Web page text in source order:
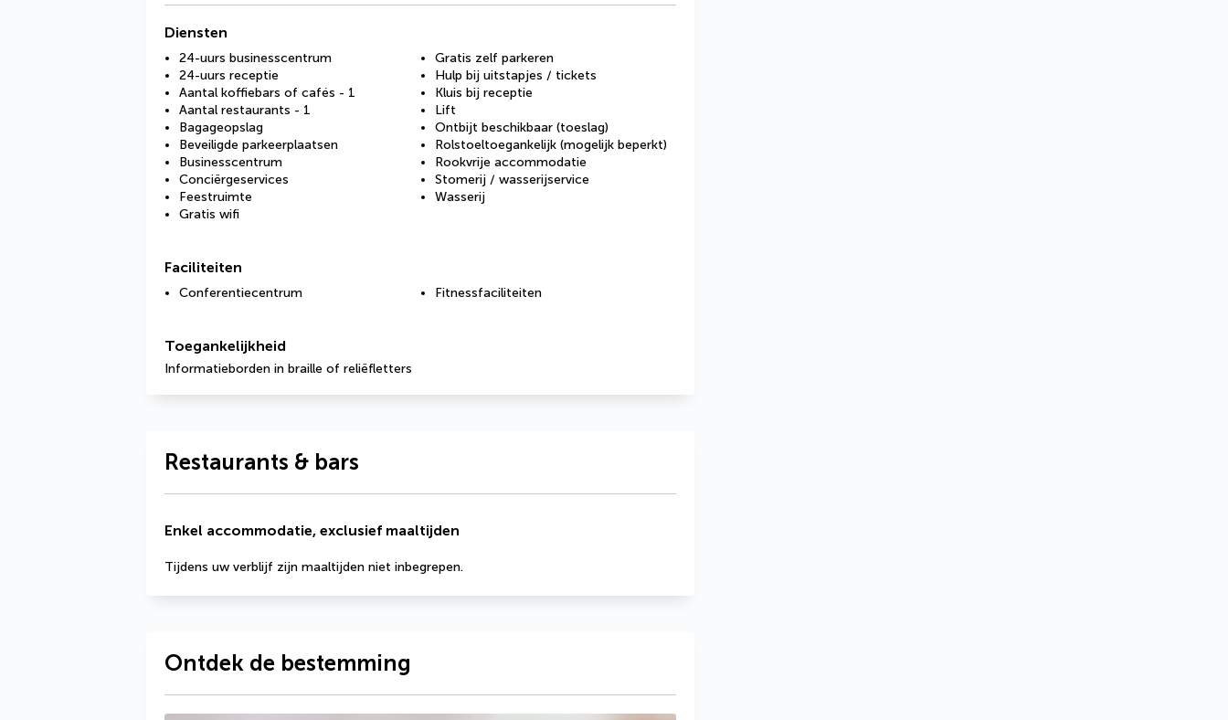
Diensten
24-uurs businesscentrum
24-uurs receptie
Aantal koffiebars of cafés - 1
Aantal restaurants - 1
Bagageopslag
Beveiligde parkeerplaatsen
Businesscentrum
Conciërgeservices
Feestruimte
Gratis wifi
Gratis zelf parkeren
Hulp bij uitstapjes / tickets
Kluis bij receptie
Lift
Ontbijt beschikbaar (toeslag)
Rolstoeltoegankelijk (mogelijk beperkt)
Rookvrije accommodatie
Stomerij / wasserijservice
Wasserij
Faciliteiten
Conferentiecentrum Fitnessfaciliteiten
Toegankelijkheid
Informatieborden in braille of reliëfletters
Restaurants & bars
Enkel accommodatie, exclusief maaltijden
Tijdens uw verblijf zijn maaltijden niet inbegrepen.
Ontdek de bestemming